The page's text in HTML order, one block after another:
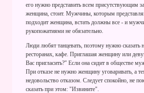
его нужно представить всем присутствующим
женщина, стоит. Мужчины, которым
подходит женщина, встать должны все - и
рукопожатиями не обязательно.
Люди любят танцевать, поэтому нужно сказать
ресторанах, кафе. Приглашая женщину или
Вас пригласить?" Если она сидит в обществе
При отказе не нужно женщину уговаривать, а
недовольство отказом. Следует спокойно, не
сказать при этом: "Извините".